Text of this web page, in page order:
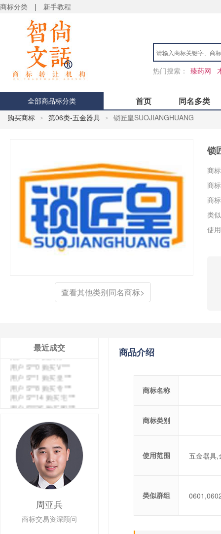
商标分类 | 新手教程
热门搜索： 臻药网
全部商品标分类 首页 同名多类
购买商标 > 第06类-五金器具 > 锁匠皇SUOJIANGHUANG
查看其他类别同名商标>
锁
商
商
商
类
使
最近成交
用户 S**4 购买 天***
用户 S**6 购买 七***
用户 S**9 购买 停***
用户 S**0 购买 V***
用户 S**1 购买 皇***
用户 S**8 购买 专***
用户 S**14 购买 宅***
用户 S**26 购买 图***
用户 S**10 购买 侯***
用户 S**16 购买 火***
用户 S**25 购买 水***
用户 S**33 购买 巴***
用户 S**80 购买 王***
用户 S**19 购买 T***
用户 S**22 购买 茶***
用户 S**68 购买 俏***
周亚兵
商标交易资深顾问
商品介绍
商标名称
商标类别
使用范围 五金器具
类似群组